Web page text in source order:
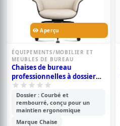
Aperçu
ÉQUIPEMENTS/MOBILIER ET
MEUBLES DE BUREAU
Chaises de bureau
professionnelles à dossier
haut rembourrées en cuir
design
Dossier : Courbé et
rembourré, conçu pour un
maintien ergonomique
Marque Chaise